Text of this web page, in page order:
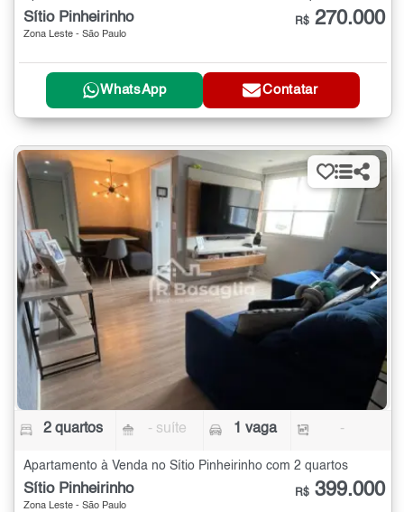
Sítio Pinheirinho
Zona Leste - São Paulo
R$ 270.000
WhatsApp Contatar
2 quartos - suíte 1 vaga -
Apartamento à Venda no Sítio Pinheirinho com 2 quartos
Sítio Pinheirinho
Zona Leste - São Paulo
R$ 399.000